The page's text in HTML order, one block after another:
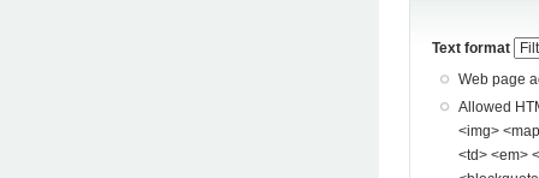
Text format
Web page
Allowed HTML tags: <a> <p> <span> <div>
<img> <map> <area> <hr> <br>
<td> <em> <b> <u> <i>